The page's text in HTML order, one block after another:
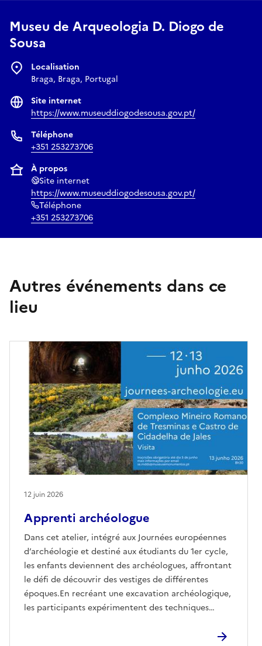
Museu de Arqueologia D. Diogo de
Sousa
Localisation
Braga, Braga, Portugal
Site internet
https://www.museuddiogodesousa.gov.pt/
Téléphone
+351 253273706
À propos
Site internet
https://www.museuddiogodesousa.gov.pt/
Téléphone
+351 253273706
Autres événements dans ce
lieu
Apprenti archéologue
Dans cet atelier, intégré aux Journées européennes
d’archéologie et destiné aux étudiants du 1er cycle,
les enfants deviennent des archéologues, affrontant
le défi de découvrir des vestiges de différentes
époques.En recréant une excavation archéologique,
les participants expérimentent des techniques
dessiner et interpréter les objets trouvés.Au cours
12 juin 2026